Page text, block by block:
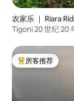
农家乐 ｜ Riara
Tigoni 20 世纪 20
热门「房客推荐」
房客推荐